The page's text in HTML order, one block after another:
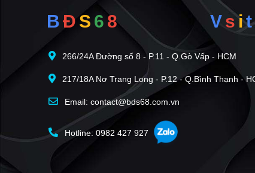
BĐ S 6 8 Vsit
266/24A Đường số 8 - P.11 - Q.Gò Vấp - HCM
217/18A Nơ Trang Long - P.12 - Q.Bình Thạnh -
Email: contact@bds68.com.vn
Hotline: 0982 427 927